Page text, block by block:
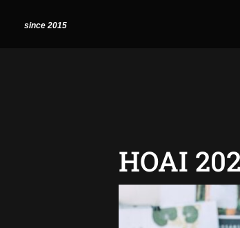
since 2015
HOAI
navigation